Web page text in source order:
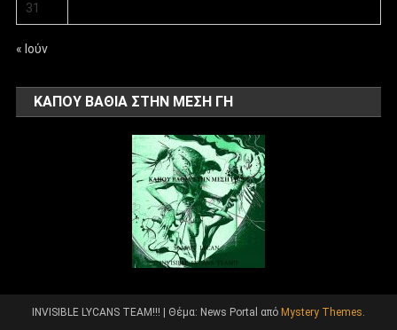
31
« Ιούν
ΚΑΠΟΥ ΒΑΘΙΑ ΣΤΗΝ ΜΕΣΗ ΓΗ
INVISIBLE LYCANS TEAM!!! Θέμα: News Portal από Mystery Themes.